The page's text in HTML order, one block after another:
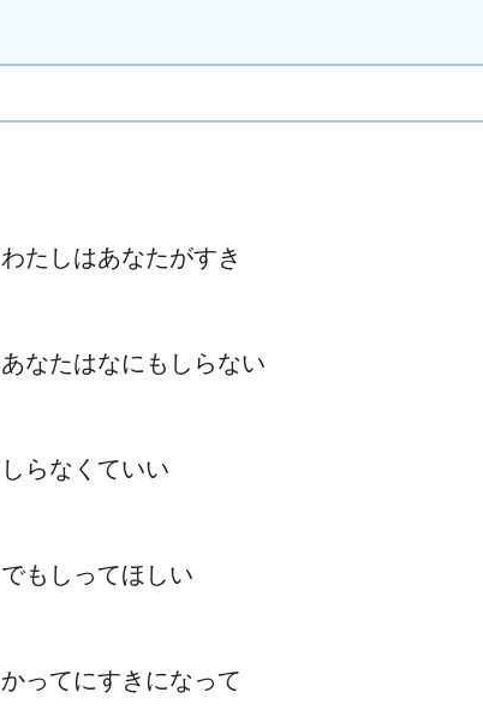
わたしはあなたがすき
あなたはなにもしらない
しらなくていい
でもしってほしい
かってにすきになって